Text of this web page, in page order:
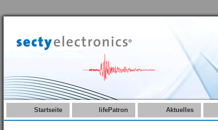
Startseite lifePatron Aktuelles